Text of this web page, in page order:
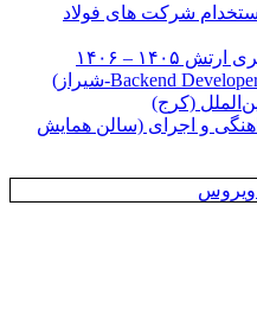
شرکت های فولاد
– ۱۴۰۶
(کرج)
و اجرای (سالن همایش
ویروس